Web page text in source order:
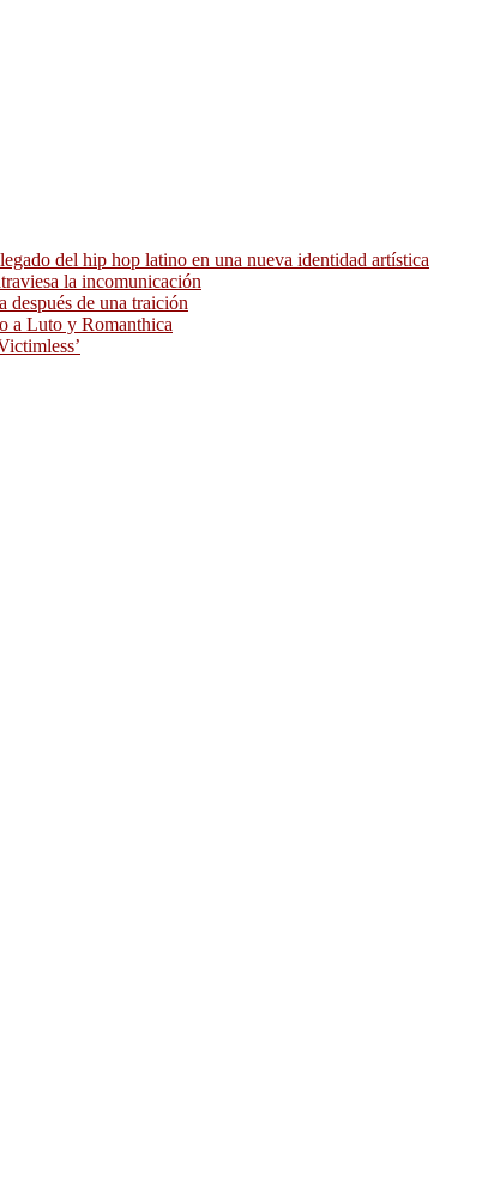
del hip hop latino en una nueva identidad artística
la incomunicación
después de una traición
a Luto y Romanthica